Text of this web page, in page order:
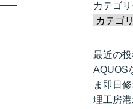
カテゴ
最近の
AQUOS
ま即日
理工房